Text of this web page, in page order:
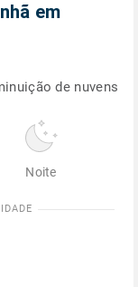
em
de nuvens
Noite